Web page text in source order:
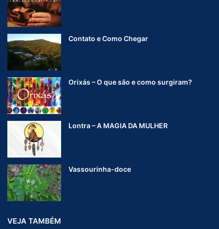
Contato e Como Chegar
Orixás – O que são e como surgiram?
Lontra – A MAGIA DA MULHER
Vassourinha-doce
VEJA TAMBÉM